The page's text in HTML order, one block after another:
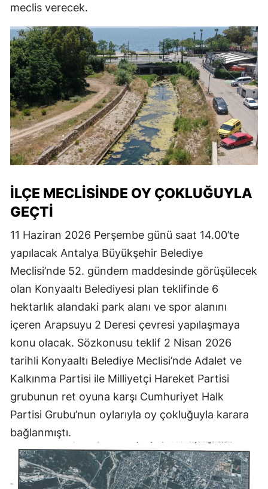
meclis verecek.
İLÇE MECLİSİNDE OY ÇOKLUĞUYLA
GEÇTİ
11 Haziran 2026 Perşembe günü saat 14.00’te
yapılacak Antalya Büyükşehir Belediye
Meclisi’nde 52. gündem maddesinde görüşülecek
olan Konyaaltı Belediyesi plan teklifinde 6
hektarlık alandaki park alanı ve spor alanını
içeren Arapsuyu 2 Deresi çevresi yapılaşmaya
konu olacak. Sözkonusu teklif 2 Nisan 2026
tarihli Konyaaltı Belediye Meclisi’nde Adalet ve
Kalkınma Partisi ile Milliyetçi Hareket Partisi
grubunun ret oyuna karşı Cumhuriyet Halk
Partisi Grubu’nun oylarıyla oy çokluğuyla karara
bağlanmıştı.